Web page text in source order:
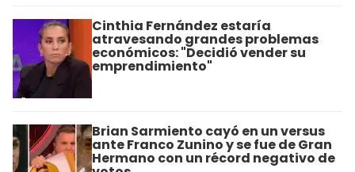
Cinthia Fernández estaría
atravesando grandes problemas
económicos: "Decidió vender su
emprendimiento"
Brian Sarmiento cayó en un versus
ante Franco Zunino y se fue de Gran
Hermano con un récord negativo de